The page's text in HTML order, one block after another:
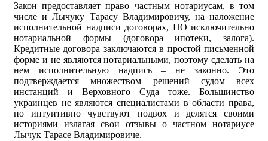
Закон предоставляет право частным нотариусам, в том
числе и Лычуку Тарасу Владимировичу, на наложение
исполнительной надписи договорах, НО исключительно
нотариальной формы (договора ипотеки, залога).
Кредитные договора заключаются в простой письменной
форме и не являются нотариальными, поэтому сделать на
нем исполнительную надпись – не законно. Это
подтверждается множеством решений судом всех
инстанций и Верховного Суда тоже. Большинство
украинцев не являются специалистами в области права,
но интуитивно чувствуют подвох и делятся своими
историями излагая свои отзывы о частном нотариусе
Лычук Тарасе Владимировиче.